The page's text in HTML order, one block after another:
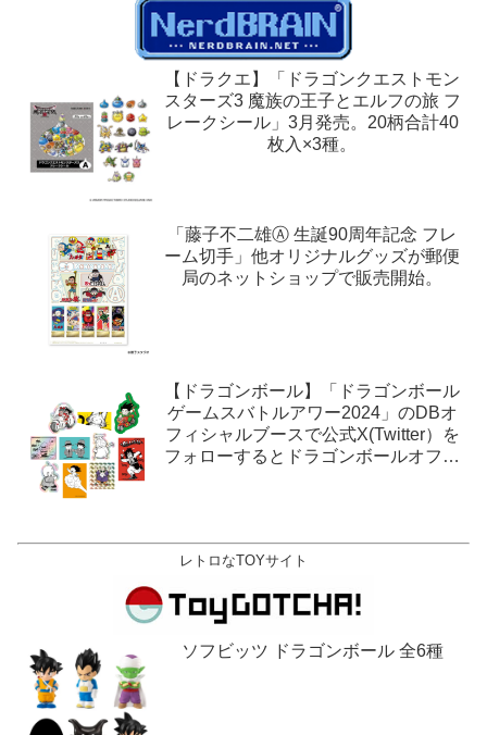
【ドラクエ】「ドラゴンクエストモン
スターズ3 魔族の王子とエルフの旅 フ
レークシール」3月発売。20柄合計40
枚入×3種。
「藤子不二雄Ⓐ 生誕90周年記念 フレ
ーム切手」他オリジナルグッズが郵便
局のネットショップで販売開始。
【ドラゴンボール】「ドラゴンボール
ゲームスバトルアワー2024」のDBオ
フィシャルブースで公式X(Twitter）を
フォローするとドラゴンボールオフィ
レトロなTOYサイト
ソフビッツ ドラゴンボール 全6種